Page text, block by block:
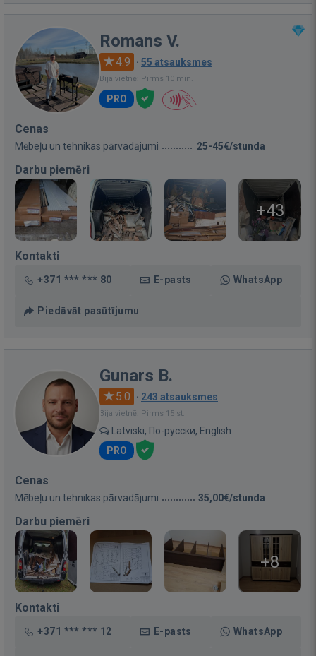
Romans V.
4.9 · 55 atsauksmes
Bija vietnē: Pirms 10 min.
PRO
Cenas
Mēbeļu un tehnikas pārvadājumi 25-45€/stunda
Darbu piemēri
+43
Kontakti
+371 *** *** 80 E-pasts WhatsApp
Piedāvāt pasūtījumu
Gunars B.
5.0 · 243 atsauksmes
Bija vietnē: Pirms 15 st.
Latviski, По-русски, English
PRO
Cenas
Mēbeļu un tehnikas pārvadājumi 35,00€/stunda
Darbu piemēri
+8
Kontakti
+371 *** *** 12 E-pasts WhatsApp